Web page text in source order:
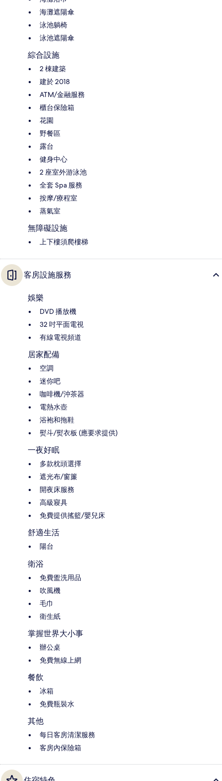
海灘遮陽傘
泳池躺椅
泳池遮陽傘
綜合設施
2 棟建築
建於 2018
ATM/金融服務
櫃台保險箱
花園
野餐區
露台
健身中心
2 座室外游泳池
全套 Spa 服務
按摩/療程室
蒸氣室
無障礙設施
上下樓須爬樓梯
客房設施服務
娛樂
DVD 播放機
32 吋平面電視
有線電視頻道
居家配備
空調
迷你吧
咖啡機/沖茶器
電熱水壺
浴袍和拖鞋
熨斗/熨衣板 (應要求提供)
一夜好眠
多款枕頭選擇
遮光布/窗簾
開夜床服務
高級寢具
免費提供搖籃/嬰兒床
舒適生活
陽台
衛浴
免費盥洗用品
吹風機
毛巾
衛生紙
掌握世界大小事
辦公桌
免費無線上網
餐飲
冰箱
免費瓶裝水
其他
每日客房清潔服務
客房內保險箱